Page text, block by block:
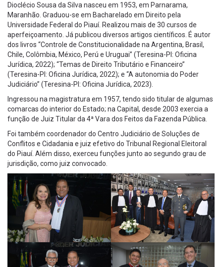
Dioclécio Sousa da Silva nasceu em 1953, em Parnarama,
Maranhão. Graduou-se em Bacharelado em Direito pela
Universidade Federal do Piauí. Realizou mais de 30 cursos de
aperfeiçoamento. Já publicou diversos artigos científicos. É autor
dos livros “Controle de Constitucionalidade na Argentina, Brasil,
Chile, Colômbia, México, Perú e Uruguai” (Teresina-PI: Oficina
Jurídica, 2022); “Temas de Direito Tributário e Financeiro”
(Teresina-PI: Oficina Jurídica, 2022); e “A autonomia do Poder
Judiciário” (Teresina-PI: Oficina Jurídica, 2023).
Ingressou na magistratura em 1957, tendo sido titular de algumas
comarcas do interior do Estado; na Capital, desde 2003 exercia a
função de Juiz Titular da 4ª Vara dos Feitos da Fazenda Pública.
Foi também coordenador do Centro Judiciário de Soluções de
Conflitos e Cidadania e juiz efetivo do Tribunal Regional Eleitoral
do Piauí. Além disso, exerceu funções junto ao segundo grau de
jurisdição, como juiz convocado.